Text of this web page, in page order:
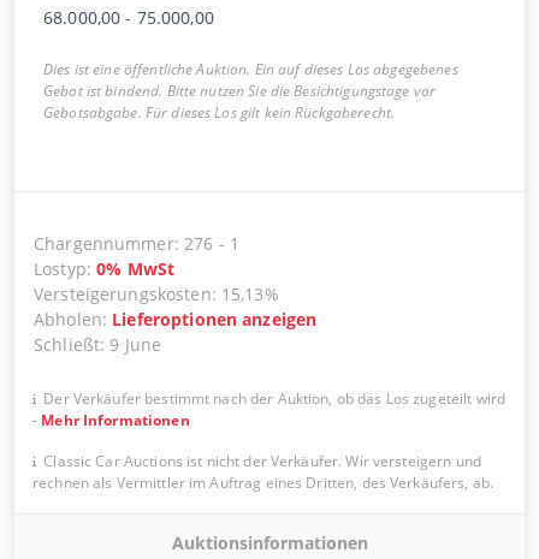
68.000,00 - 75.000,00
Dies ist eine öffentliche Auktion. Ein auf dieses Los abgegebenes
Gebot ist bindend. Bitte nutzen Sie die Besichtigungstage vor
Gebotsabgabe. Für dieses Los gilt kein Rückgaberecht.
Chargennummer:276 - 1
Lostyp:0% MwSt
Versteigerungskosten: 15,13%
Abholen: Lieferoptionen anzeigen
Schließt: 9 June
Der Verkäufer bestimmt nach der Auktion, ob das Los zugeteilt wird
- Mehr Informationen
Classic Car Auctions ist nicht der Verkäufer. Wir versteigern und
rechnen als Vermittler im Auftrag eines Dritten, des Verkäufers, ab.
Auktionsinformationen